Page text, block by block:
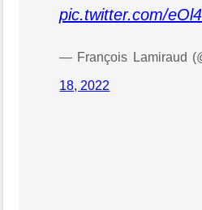
pic.twitter.com/
— François Lamiraud
18, 2022